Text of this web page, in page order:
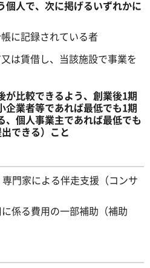
人で、次に掲げるいずれかに
に記録されている者
は賃借し、当該施設で事業を
が比較できるよう、創業後1期
企業者等であれば最低でも1期
、個人事業主であれば最低でも
できる）こと
門家による伴走支援（コンサ
係る費用の一部補助（補助